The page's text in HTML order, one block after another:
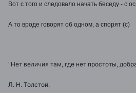
Вот с того и следовало начать беседу - с
А то вроде говорят об одном, а спорят (с)
"Нет величия там, где нет простоты,
Л. Н. Толстой.